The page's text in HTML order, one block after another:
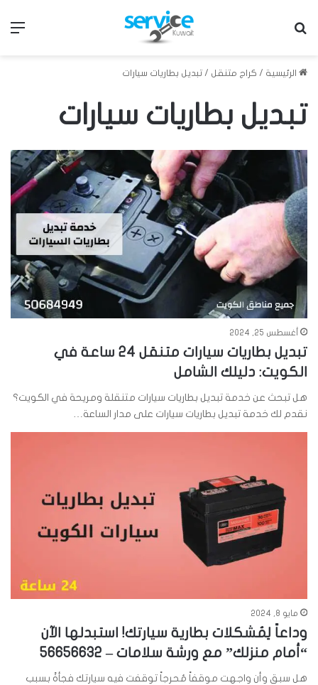
الرئيسية / كراج متنقل / تبديل بطاريات سيارات
تبديل بطاريات سيارات
أغسطس 25, 2024
تبديل بطاريات سيارات متنقل 24 ساعة في
الكويت: دليلك الشامل
هل تبحث عن خدمة تبديل بطاريات سيارات متنقلة ومريحة في الكويت؟
نقدم لك خدمة تبديل بطاريات سيارات على مدار الساعة…
مايو 8, 2024
وداعاً لِمُشكلات بطارية سيارتك! استبدلها الآن
“أمام منزلك” مع ورشة سلامات – 56656632
هل سبق وأن واجهت موقفاً مُحرجاً توقفت فيه سيارتك فجأةً بسبب